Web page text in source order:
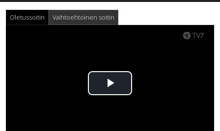
Oletussoitin Vaihtoehtoinen soitin
Toista